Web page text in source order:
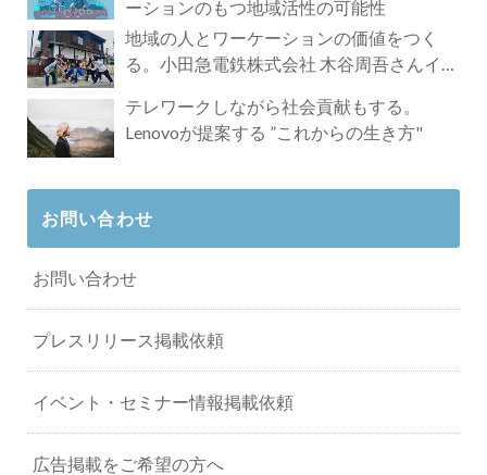
ーションのもつ地域活性の可能性
地域の人とワーケーションの価値をつく
る。小田急電鉄株式会社 木谷周吾さんイン
テレワークしながら社会貢献もする。
Lenovoが提案する ”これからの生き方"
お問い合わせ
お問い合わせ
プレスリリース掲載依頼
イベント・セミナー情報掲載依頼
広告掲載をご希望の方へ